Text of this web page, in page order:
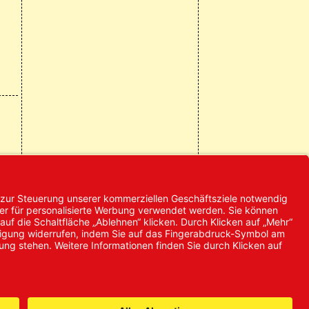
© 2024 Promed
Vertriebsgesellschaft mbH | Alle